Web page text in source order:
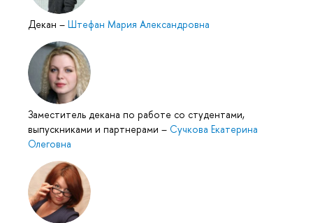
Декан – Штефан Мария Александровна
Заместитель декана по работе со студентами,
выпускниками и партнерами – Сучкова Екатерина
Олеговна